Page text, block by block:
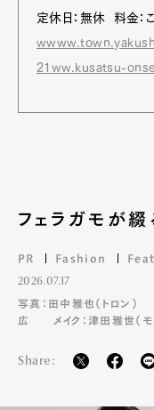
定休日：無休 料金：
21ww.kusatsu-
フェラガモが綴
PR Fashion
2026.07.17
写真：田中雅也（トロン）
広
メイク：津田雅世（
Share: